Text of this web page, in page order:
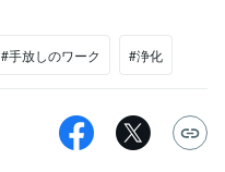
#手放しのワーク #浄化